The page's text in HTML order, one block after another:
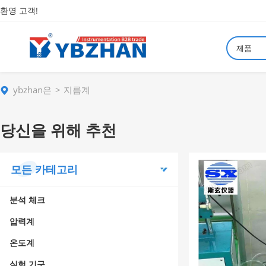
환영 고객!
제품
ybzhan은 지름계
당신을 위해 추천
모든 카테고리
분석 체크
압력계
온도계